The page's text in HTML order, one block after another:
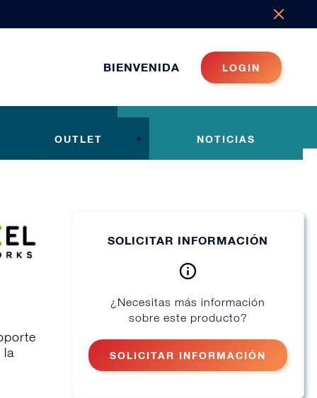
BIENVENIDA LOGIN
OUTLET NOTICIAS
la
SOLICITAR INFORMACIÓN
¿Necesitas más información
sobre este producto?
SOLICITAR INFORMACIÓN